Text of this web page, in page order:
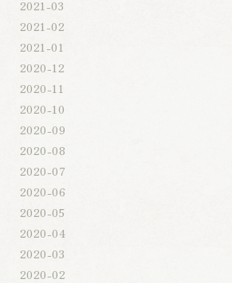
2021-03
2021-02
2021-01
2020-12
2020-11
2020-10
2020-09
2020-08
2020-07
2020-06
2020-05
2020-04
2020-03
2020-02